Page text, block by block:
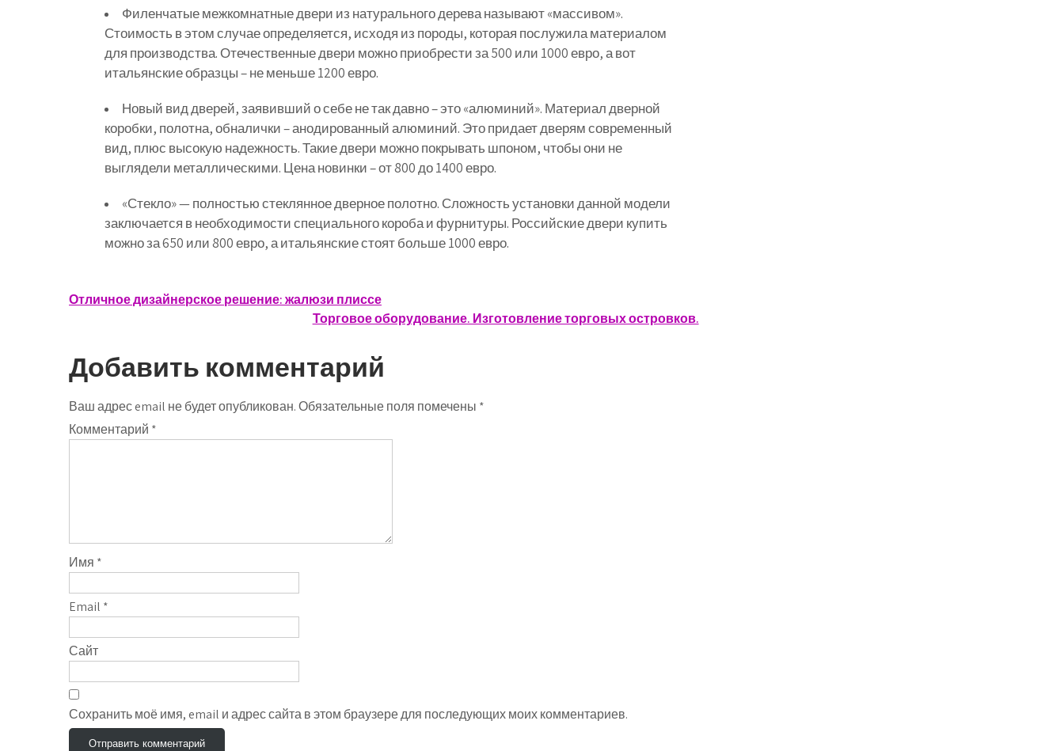
Филенчатые межкомнатные двери из натурального дерева называют «массивом».
Стоимость в этом случае определяется, исходя из породы, которая послужила материалом
для производства. Отечественные двери можно приобрести за 500 или 1000 евро, а вот
итальянские образцы – не меньше 1200 евро.
Новый вид дверей, заявивший о себе не так давно – это «алюминий». Материал дверной
коробки, полотна, обналички – анодированный алюминий. Это придает дверям современный
вид, плюс высокую надежность. Такие двери можно покрывать шпоном, чтобы они не
выглядели металлическими. Цена новинки – от 800 до 1400 евро.
«Стекло» — полностью стеклянное дверное полотно. Сложность установки данной модели
заключается в необходимости специального короба и фурнитуры. Российские двери купить
можно за 650 или 800 евро, а итальянские стоят больше 1000 евро.
Навигация
записям
Отличное дизайнерское решение: жалюзи плиссе
Торговое оборудование. Изготовление торговых островков.
Добавить комментарий
Ваш адрес email не будет опубликован.Обязательные поля помечены *
Комментарий *
Имя *
Email *
Сайт
Сохранить моё имя, email и адрес сайта в этом браузере для последующих моих комментариев.